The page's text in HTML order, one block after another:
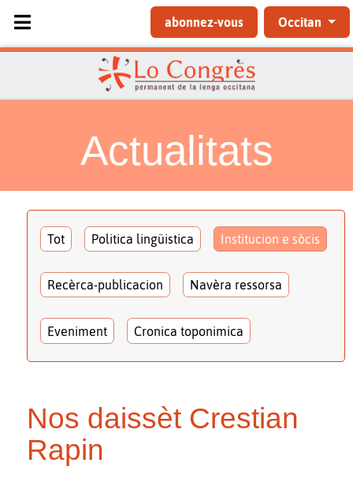
Sélectionnez votre langue
abonnez-vous Occitan
Actualitats
Tot Politica lingüistica Institucion e sòcis
Recèrca-publicacion Navèra ressorsa
Eveniment Cronica toponimica
Nos daissèt Crestian
Rapin